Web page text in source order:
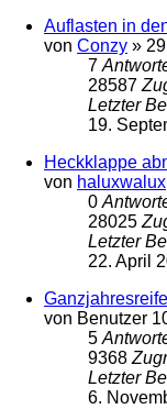
Auflasten in
von Conzy »
7
28587
Letzter
19.
Heckklappe
von haluxwalux
0
28025
Letzter
22. April
von Benutzer
5
9368
Letzter
6.